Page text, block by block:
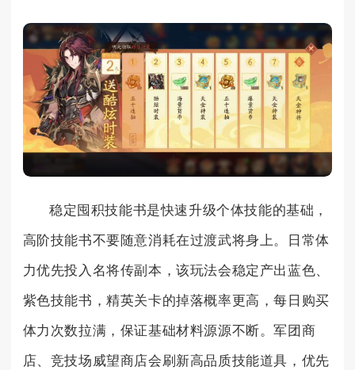
稳定囤积技能书是快速升级个体技能的基础，
高阶技能书不要随意消耗在过渡武将身上。日常体
力优先投入名将传副本，该玩法会稳定产出蓝色、
紫色技能书，精英关卡的掉落概率更高，每日购买
体力次数拉满，保证基础材料源源不断。军团商
店、竞技场威望商店会刷新高品质技能道具，优先